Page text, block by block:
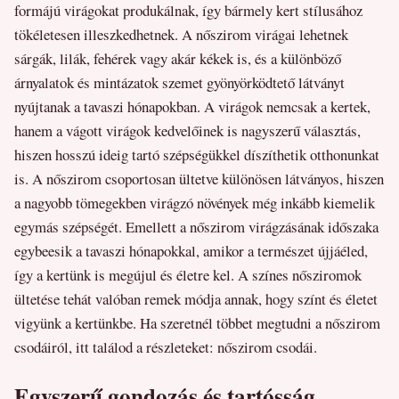
formájú virágokat produkálnak, így bármely kert stílusához
tökéletesen illeszkedhetnek. A nőszirom virágai lehetnek
sárgák, lilák, fehérek vagy akár kékek is, és a különböző
árnyalatok és mintázatok szemet gyönyörködtető látványt
nyújtanak a tavaszi hónapokban. A virágok nemcsak a kertek,
hanem a vágott virágok kedvelőinek is nagyszerű választás,
hiszen hosszú ideig tartó szépségükkel díszíthetik otthonunkat
is. A nőszirom csoportosan ültetve különösen látványos, hiszen
a nagyobb tömegekben virágzó növények még inkább kiemelik
egymás szépségét. Emellett a nőszirom virágzásának időszaka
egybeesik a tavaszi hónapokkal, amikor a természet újjáéled,
így a kertünk is megújul és életre kel. A színes nősziromok
ültetése tehát valóban remek módja annak, hogy színt és életet
vigyünk a kertünkbe. Ha szeretnél többet megtudni a nőszirom
csodáiról, itt találod a részleteket: nőszirom csodái.